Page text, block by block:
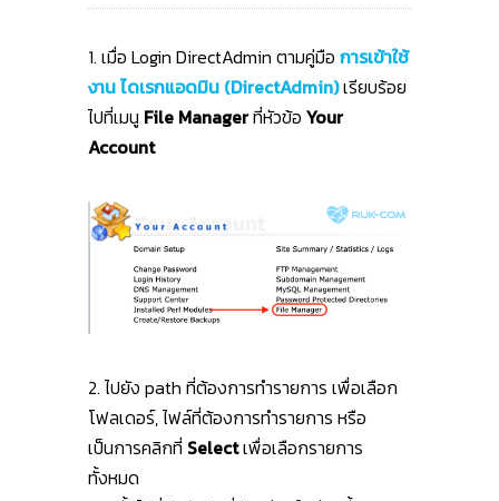
1. เมื่อ Login DirectAdmin ตามคู่มือ การเข้าใช้
งาน ไดเรกแอดมิน (DirectAdmin)เรียบร้อย
ไปที่เมนู File Managerที่หัวข้อ Your
Account
2. ไปยัง path ที่ต้องการทำรายการ เพื่อเลือก
โฟลเดอร์, ไฟล์ที่ต้องการทำรายการ หรือ
เป็นการคลิกที่ Selectเพื่อเลือกรายการ
ทั้งหมด